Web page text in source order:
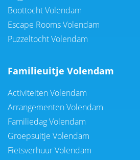
Boottocht Volendam
Escape Rooms Volendam
Puzzeltocht Volendam
Familieuitje Volendam
Activiteiten Volendam
Arrangementen Volendam
Familiedag Volendam
Groepsuitje Volendam
Fietsverhuur Volendam